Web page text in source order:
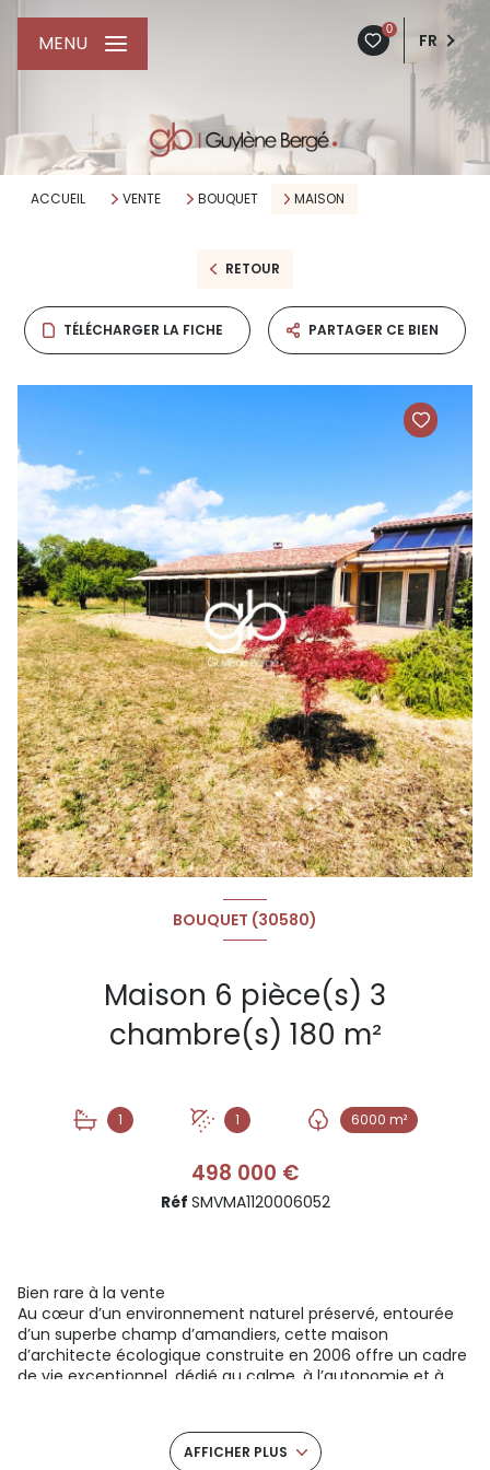
0
FR
MENU
ACCUEIL VENTE BOUQUET MAISON
RETOUR
TÉLÉCHARGER LA FICHE PARTAGER CE BIEN
BOUQUET (30580)
Maison 6 pièce(s) 3
chambre(s) 180 m²
1 1 6000 m²
498 000 €
Réf SMVMA1120006052
Bien rare à la vente
Au cœur d’un environnement naturel préservé, entourée
d’un superbe champ d’amandiers, cette maison
d’architecte écologique construite en 2006 offre un cadre
de vie exceptionnel, dédié au calme, à l’autonomie et à
se ressourcer, vivre autrement ou développer un projet de
bien-être, artistique, professionnel ou touristique, tel que
AFFICHER PLUS